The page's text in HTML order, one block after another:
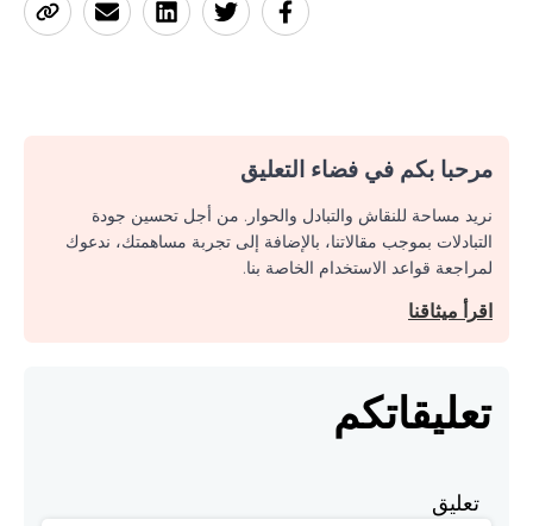
مرحبا بكم في فضاء التعليق
نريد مساحة للنقاش والتبادل والحوار. من أجل تحسين جودة
التبادلات بموجب مقالاتنا، بالإضافة إلى تجربة مساهمتك، ندعوك
لمراجعة قواعد الاستخدام الخاصة بنا.
اقرأ ميثاقنا
تعليقاتكم
تعليق